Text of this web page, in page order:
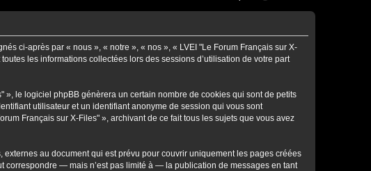
ci-après par « nous », « notre », « nos », « LVEI "Le Forum Français sur X-
les informations collectées lors des sessions d’utilisation de votre part
», le logiciel phpBB génèrera un certain nombre de cookies qui sont de petits
utilisateur et un identifiant anonyme de session qui vous sont
Français sur X-Files" », archivant de ce fait tous les sujets que vous avez
au document qui est prévu pour couvrir uniquement les pages créées
correspondre — mais n’est pas limité à — la publication de messages en tant